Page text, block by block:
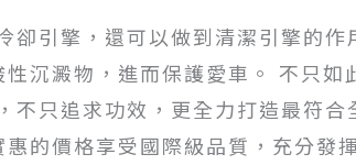
卻引擎，還可以做到清潔引擎的作
沉澱物，進而保護愛車。 不只如
不只追求功效，更全力打造最符合
的價格享受國際級品質，充分發